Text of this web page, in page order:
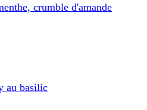
crumble d'amande
au basilic